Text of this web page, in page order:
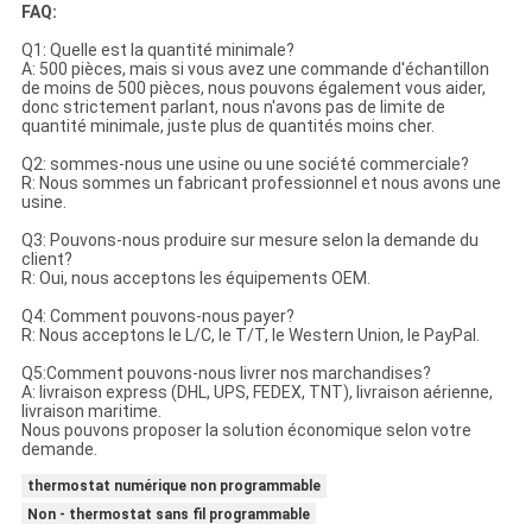
FAQ:
Q1: Quelle est la quantité minimale?
A: 500 pièces, mais si vous avez une commande d'échantillon
de moins de 500 pièces, nous pouvons également vous aider,
donc strictement parlant, nous n'avons pas de limite de
quantité minimale, juste plus de quantités moins cher.
Q2: sommes-nous une usine ou une société commerciale?
R: Nous sommes un fabricant professionnel et nous avons une
usine.
Q3: Pouvons-nous produire sur mesure selon la demande du
client?
R: Oui, nous acceptons les équipements OEM.
Q4: Comment pouvons-nous payer?
R: Nous acceptons le L/C, le T/T, le Western Union, le PayPal.
Q5:Comment pouvons-nous livrer nos marchandises?
A: livraison express (DHL, UPS, FEDEX, TNT), livraison aérienne,
livraison maritime.
Nous pouvons proposer la solution économique selon votre
demande.
thermostat numérique non programmable
Non - thermostat sans fil programmable